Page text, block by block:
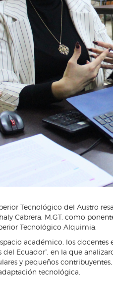
Tecnológico del Austro
Cabrera, M.GT. como
Tecnológico Alquimia.
académico, los
del Ecuador”, en la que
y pequeños
tecnológica.